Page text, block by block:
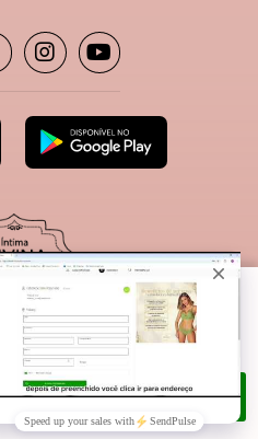
PLATAFORMA B2B
RESERVADOS
pra oferecer a melhor experiência
no nosso site, aceita esta
Cookies e Privacidade.
E FECHAR